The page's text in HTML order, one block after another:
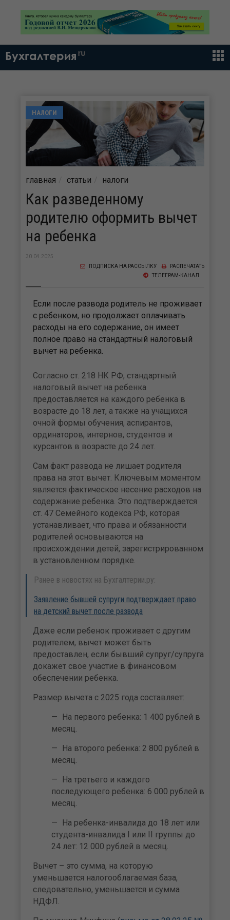
Бухгалтерия ru
НАЛОГИ
главная статьи налоги
Как разведенному
родителю оформить вычет
на ребенка
30.04.2025
РАСПЕЧАТАТЬ
ПОДПИСКА НА РАССЫЛКУ
ТЕЛЕГРАМ-КАНАЛ
Если после развода родитель не проживает
с ребенком, но продолжает оплачивать
расходы на его содержание, он имеет
полное право на стандартный налоговый
вычет на ребенка.
Согласно ст. 218 НК РФ, стандартный
налоговый вычет на ребенка
предоставляется на каждого ребенка в
возрасте до 18 лет, а также на учащихся
очной формы обучения, аспирантов,
ординаторов, интернов, студентов и
курсантов в возрасте до 24 лет.
Сам факт развода не лишает родителя
права на этот вычет. Ключевым моментом
является фактическое несение расходов на
содержание ребенка. Это подтверждается
ст. 47 Семейного кодекса РФ, которая
устанавливает, что права и обязанности
родителей основываются на
происхождении детей, зарегистрированном
в установленном порядке.
Ранее в новостях на Бухгалтерии.ру:
Заявление бывшей супруги подтверждает право
на детский вычет после развода
Даже если ребенок проживает с другим
родителем, вычет может быть
предоставлен, если бывший супруг/супруга
докажет свое участие в финансовом
обеспечении ребенка.
Размер вычета с 2025 года составляет:
На первого ребенка: 1 400 рублей в
месяц.
На второго ребенка: 2 800 рублей в
месяц.
На третьего и каждого
последующего ребенка: 6 000 рублей в
месяц.
На ребенка-инвалида до 18 лет или
студента-инвалида I или II группы до
24 лет: 12 000 рублей в месяц.
Вычет – это сумма, на которую
уменьшается налогооблагаемая база,
следовательно, уменьшается и сумма
НДФЛ.